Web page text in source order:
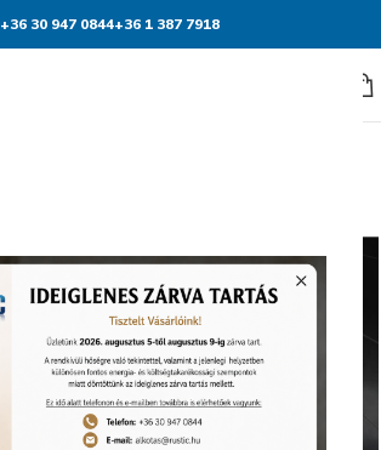
+36 30 947 0844+36 1 387 7918